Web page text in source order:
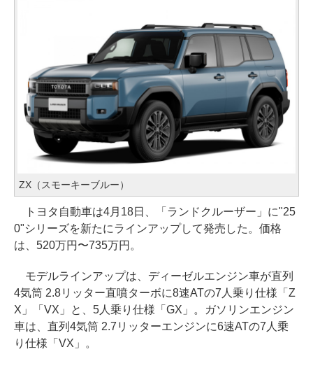
ZX（スモーキーブルー）
トヨタ自動車は4月18日、「ランドクルーザー」に"25
0"シリーズを新たにラインアップして発売した。価格
は、520万円〜735万円。
モデルラインアップは、ディーゼルエンジン車が直列
4気筒 2.8リッター直噴ターボに8速ATの7人乗り仕様「Z
X」「VX」と、5人乗り仕様「GX」。ガソリンエンジン
車は、直列4気筒 2.7リッターエンジンに6速ATの7人乗
り仕様「VX」。